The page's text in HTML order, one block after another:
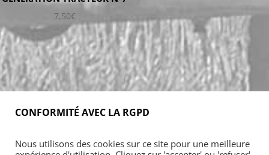
7,50€
Foires & manifestations
Petites annonces
CONFORMITÉ AVEC LA RGPD
Nous utilisons des cookies sur ce site pour une meilleure